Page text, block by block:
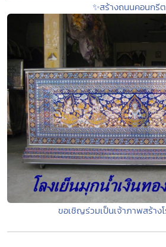
✨สร้างถนนคอนกรี
ขอเชิญร่วมเป็นเจ้าภาพสร้าง